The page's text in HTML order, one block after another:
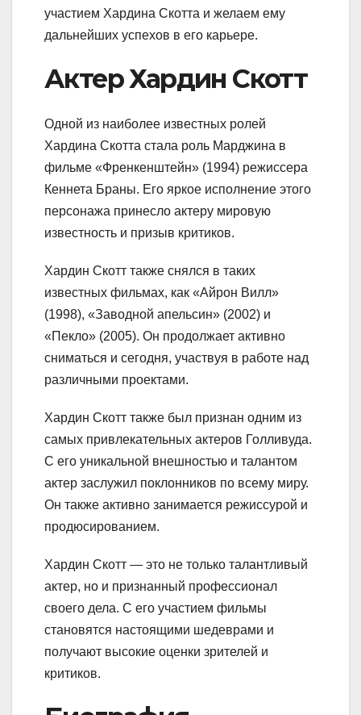
участием Хардина Скотта и желаем ему
дальнейших успехов в его карьере.
Актер Хардин Скотт
Одной из наиболее известных ролей
Хардина Скотта стала роль Марджина в
фильме «Френкенштейн» (1994) режиссера
Кеннета Браны. Его яркое исполнение этого
персонажа принесло актеру мировую
известность и призыв критиков.
Хардин Скотт также снялся в таких
известных фильмах, как «Айрон Вилл»
(1998), «Заводной апельсин» (2002) и
«Пекло» (2005). Он продолжает активно
сниматься и сегодня, участвуя в работе над
различными проектами.
Хардин Скотт также был признан одним из
самых привлекательных актеров Голливуда.
С его уникальной внешностью и талантом
актер заслужил поклонников по всему миру.
Он также активно занимается режиссурой и
продюсированием.
Хардин Скотт — это не только талантливый
актер, но и признанный профессионал
своего дела. С его участием фильмы
становятся настоящими шедеврами и
получают высокие оценки зрителей и
критиков.